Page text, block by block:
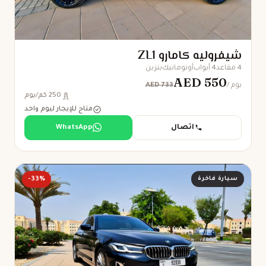
شيفروليه كامارو ZL1
4 مقاعد 4 أبواب أوتوماتيكبنزين
AED 733AED 550 / يوم
250 كم/يوم
متاح للإيجار ليوم واحد
اتصال WhatsApp
سيارة فاخرة -33%